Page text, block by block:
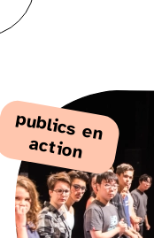
p
ub
lics
e
n
a
ctio
n